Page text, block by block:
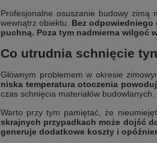
Profesjonalne osuszanie budowy
wewnątrz obiektu. Bez odpowiedniego
puchną. Poza tym nadmierna wilgoć
Co utrudnia schnięcie
Głównym problemem w okresie
niska temperatura otoczenia
czas schnięcia materiałów budowlanych.
Warto przy tym pamiętać, że
skrajnych przypadkach może dojść
generuje dodatkowe koszty i